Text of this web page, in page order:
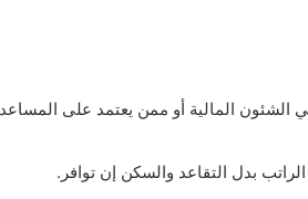
المالية أو ممن يعتمد على